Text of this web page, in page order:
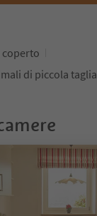
coperto
di piccola taglia